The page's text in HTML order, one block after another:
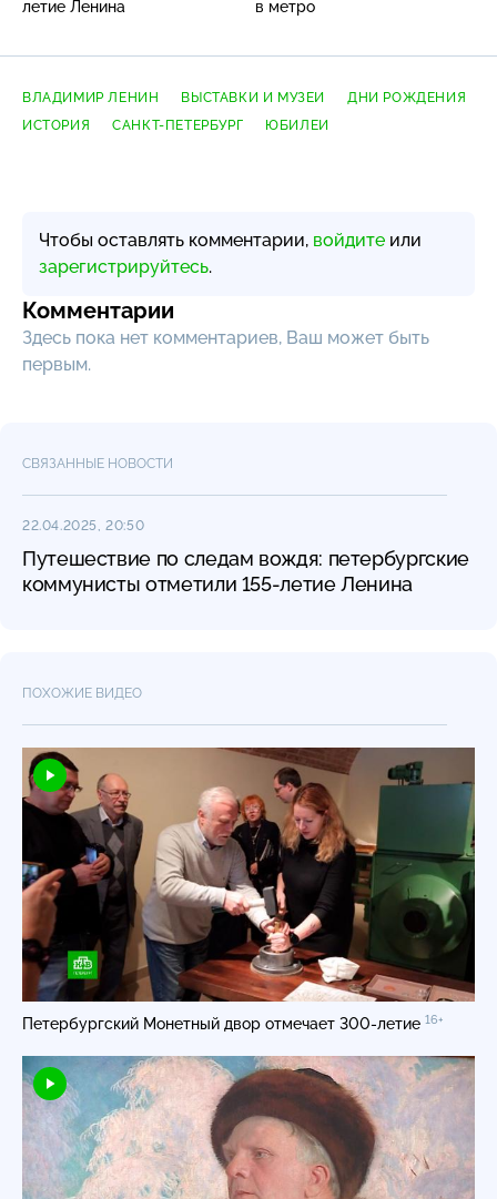
летие Ленина
в метро
ВЛАДИМИР ЛЕНИН ВЫСТАВКИ И МУЗЕИ
ДНИ РОЖДЕНИЯ
ИСТОРИЯ
САНКТ-ПЕТЕРБУРГ ЮБИЛЕИ
Чтобы оставлять комментарии, войдите или
зарегистрируйтесь.
Комментарии
Здесь пока нет комментариев, Ваш может быть
первым.
СВЯЗАННЫЕ НОВОСТИ
22.04.2025, 20:50
Путешествие по следам вождя: петербургские
коммунисты отметили 155-летие Ленина
ПОХОЖИЕ ВИДЕО
Петербургский Монетный двор отмечает 300-летие 16+